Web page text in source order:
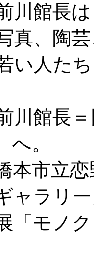
川館長
真、陶
い人た
川館長
へ。
本市立
ャラリ
「モノ